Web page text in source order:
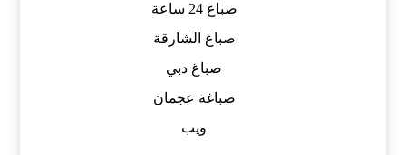
صباغ 24 ساعة
صباغ الشارقة
صباغ دبي
صباغة عجمان
ويب